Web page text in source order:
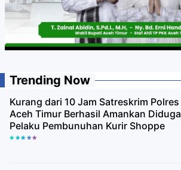
Trending Now
Kurang dari 10 Jam Satreskrim Polres
Aceh Timur Berhasil Amankan Diduga
Pelaku Pembunuhan Kurir Shoppe